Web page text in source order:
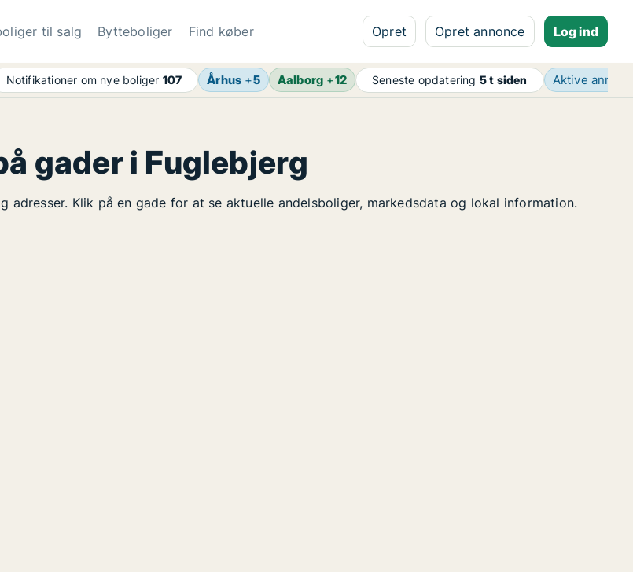
til salg Bytteboliger Find køber Opret Opret annonce Log ind
Notifikationer om nye boliger 107 Århus +5 Aalborg +12 Seneste opdatering 5 t siden Aktive
gader i Fuglebjerg
Klik på en gade for at se aktuelle andelsboliger, markedsdata og lokal information.